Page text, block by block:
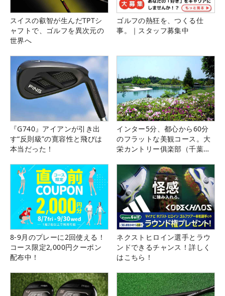
スイスの叡智が生んだTPTシ
ャフトで、ゴルフを異次元の
世界へ
ゴルフの熱狂を、つくる仕
事。｜スタッフ募集中
『G740』アイアンが引き出
す“反則級”の寛容性と飛びは
本当だった！
インター5分、都心から60分
のフラットな美観コース。大
栄カントリー俱楽部（千葉
8-9月のプレーに2回使える！
コース限定2,000円クーポン
配布中！
ネクストヒロイン選手とラウ
ンドできるチャンス！詳しく
はこちら！